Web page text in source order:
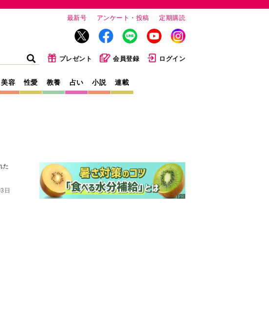
最新号 アンケート・投稿 定期購読
プレゼント 会員登録 ログイン
美容 性愛 教養 占い 小説 連載